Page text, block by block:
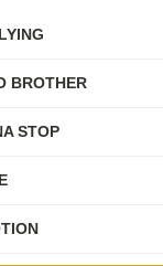
BROTHER
STOP